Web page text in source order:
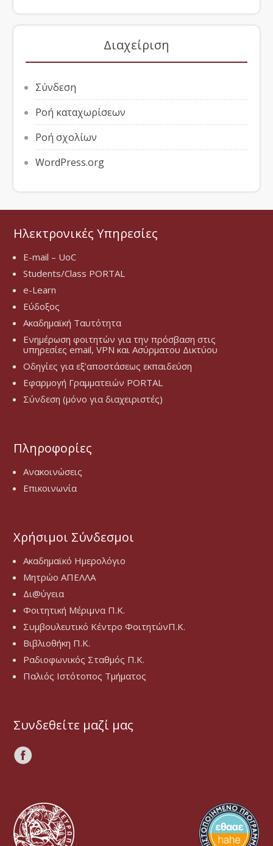
Διαχείριση
Σύνδεση
Ροή καταχωρίσεων
Ροή σχολίων
WordPress.org
Ηλεκτρονικές Υπηρεσίες
E-mail – UoC
Students/Class PORTAL
e-Learn
Εύδοξος
Ακαδημαϊκή Ταυτότητα
Ενημέρωση φοιτητών για την πρόσβαση στις
υπηρεσίες email, VPN και Ασύρματου Δικτύου
Οδηγίες για εξ’αποστάσεως εκπαιδεύση
Εφαρμογή Γραμματειών PORTAL
Σύνδεση (μόνο για διαχειριστές)
Πληροφορίες
Ανακοινώσεις
Επικοινωνία
Χρήσιμοι Σύνδεσμοι
Ακαδημαϊκό Ημερολόγιο
Μητρώο ΑΠΕΛΛΑ
Δι@ύγεια
Φοιτητική Μέριμνα Π.Κ.
Συμβουλευτικό Κέντρο ΦοιτητώνΠ.Κ.
Βιβλιοθήκη Π.Κ.
Ραδιοφωνικός Σταθμός Π.Κ.
Παλιός Ιστότοπος Τμήματος
Συνδεθείτε μαζί μας